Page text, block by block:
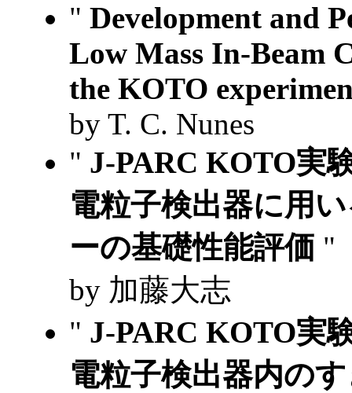
" Development and
Low Mass In-Beam
the KOTO
by T. C. Nunes
" J-PARC KOTO実
電粒子検出器に用
ーの基礎性能評価 "
by 加藤大志
" J-PARC KOTO実
電粒子検出器内の